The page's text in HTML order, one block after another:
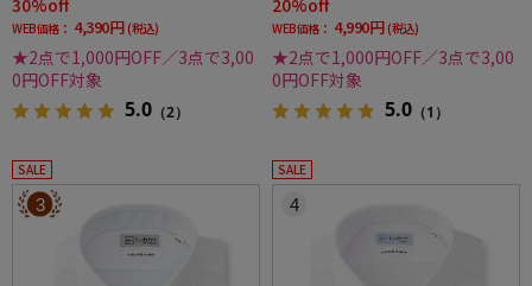
30%off
WEB価格： 4,390円 (税込)
★2点で1,000円OFF／3点で3,00
0円OFF対象
5.0 （2）
夏
20%off
WEB価格： 4,990円 (税込)
★2点で1,000円OFF／3点で3,00
0円OFF対象
5.0 （1）
SALE
3
SALE
4